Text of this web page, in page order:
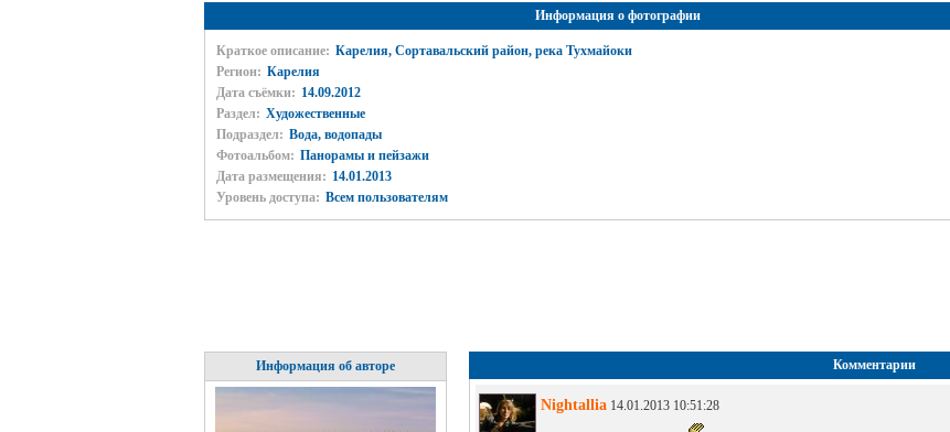
Информация о фотографии
Краткое описание: Карелия, Сортавальский район, река Тухмайоки
Регион: Карелия
Дата съёмки: 14.09.2012
Раздел: Художественные
Подраздел: Вода, водопады
Фотоальбом: Панорамы и пейзажи
Дата размещения: 14.01.2013
Уровень доступа: Всем пользователям
Информация об авторе Комментарии
Nightallia14.01.2013 10:51:28